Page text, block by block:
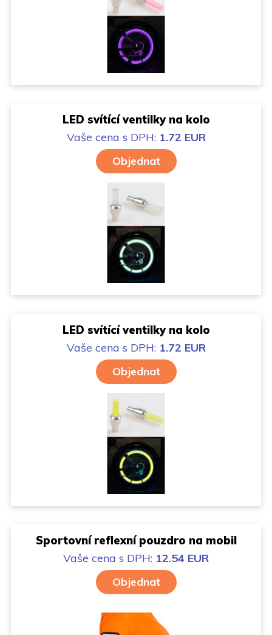
LED svítící ventilky na kolo
Vaše cena s DPH: 1.72 EUR
Objednat
LED svítící ventilky na kolo
Vaše cena s DPH: 1.72 EUR
Objednat
Sportovní reflexní pouzdro na mobil
Vaše cena s DPH: 12.54 EUR
Objednat